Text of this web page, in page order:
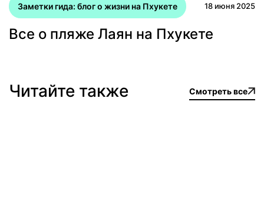
Заметки гида: блог о жизни на Пхукете 18 июня 2025
Все о пляже Лаян на Пхукете
Читайте также Смотреть все